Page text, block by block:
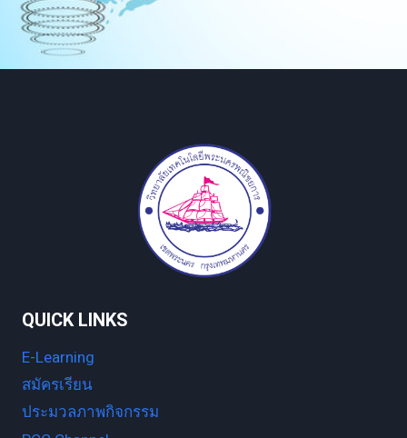
QUICK LINKS
E-Learning
สมัครเรียน
ประมวลภาพกิจกรรม